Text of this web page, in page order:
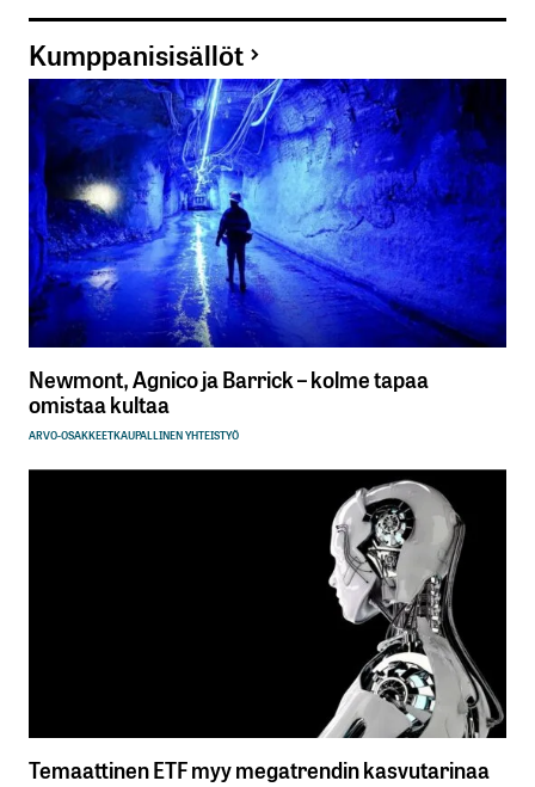
Kumppanisisällöt
Newmont, Agnico ja Barrick – kolme tapaa
omistaa kultaa
ARVO-OSAKKEETKAUPALLINEN YHTEISTYÖ
Temaattinen ETF myy megatrendin kasvutarinaa